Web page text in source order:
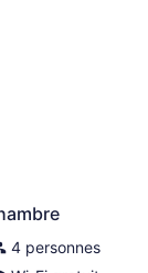
4 personnes